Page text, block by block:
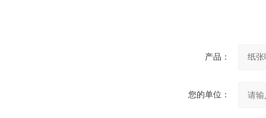
产品：
您的单位：